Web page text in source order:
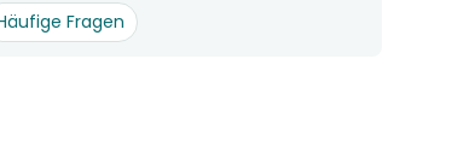
Fragen